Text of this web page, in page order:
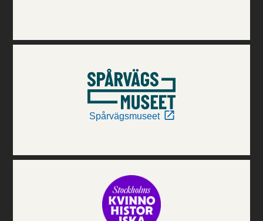
Spårvägsmuseet